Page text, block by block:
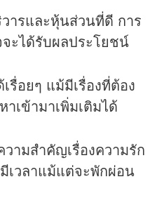
รและหุ้นส่วนที่ดี การ
ะได้รับผลประโยชน์
อยๆ แม้มีเรื่องที่ต้อง
เข้ามาเพิ่มเติมได้
มสำคัญเรื่องความรัก
เวลาแม้แต่จะพักผ่อน